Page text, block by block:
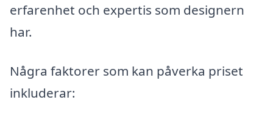
erfarenhet och expertis som designern
har.
Några faktorer som kan påverka priset
inkluderar: